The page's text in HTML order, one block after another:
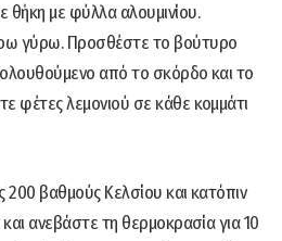
με φύλλα αλουμινίου.
γύρω. Προσθέστε το βούτυρο
από το σκόρδο και το
φέτες λεμονιού σε κάθε κομμάτι
βαθμούς Κελσίου και κατόπιν
ανεβάστε τη θερμοκρασία για 10